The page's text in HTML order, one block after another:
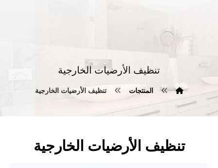
تنظيف الأرضيات الخارجية
المنتجات تنظيف الأرضيات الخارجية
تنظيف الأرضيات الخارجية